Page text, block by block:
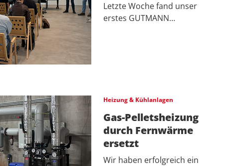
Letzte Woche fand unser
erstes GUTMANN…
Heizung & Kühlanlagen
Gas-Pelletsheizung
durch Fernwärme
ersetzt
Wir haben erfolgreich ein